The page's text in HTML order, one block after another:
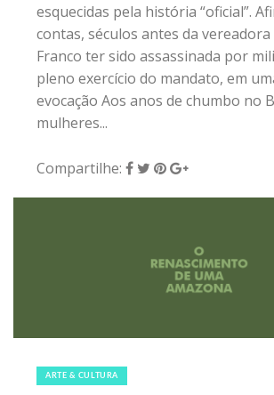
esquecidas pela história “oficial”.
contas, séculos antes da
Franco ter sido assassinada por
pleno exercício do mandato, em
evocação Aos anos de chumbo no
mulheres...
Compartilhe:
ARTE & CULTURA